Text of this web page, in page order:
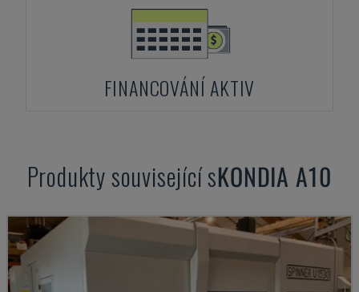
FINANCOVÁNÍ AKTIV
Produkty související sKONDIA A10